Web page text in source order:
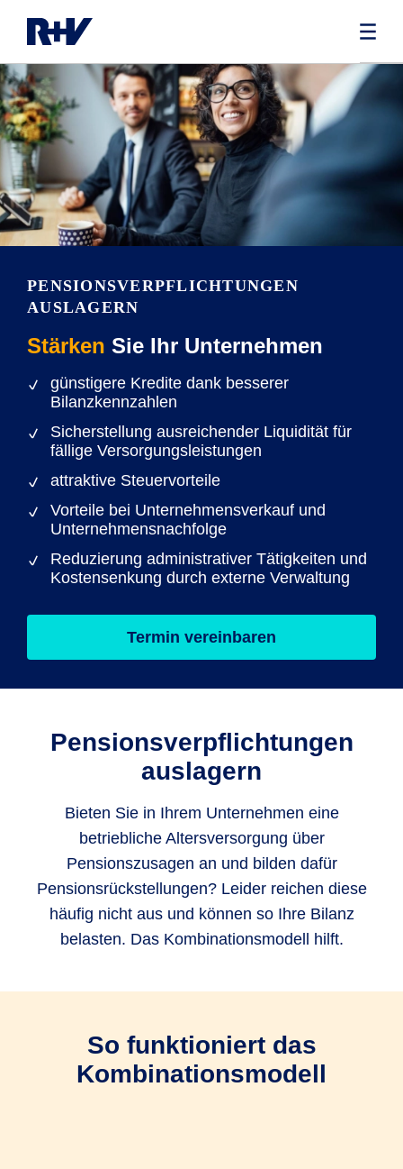
PENSIONS­VERPFLICHTUNGEN
AUSLAGERN
Stärken Sie Ihr Unternehmen
günstigere Kredite dank besserer
Bilanzkennzahlen
Sicherstellung ausreichender Liquidität für
fällige Versorgungsleistungen
attraktive Steuervorteile
Vorteile bei Unternehmensverkauf und
Unternehmensnachfolge
Reduzierung administrativer Tätigkeiten und
Kostensenkung durch externe Verwaltung
Termin vereinbaren
Pensions­verpflichtungen
auslagern
Bieten Sie in Ihrem Unternehmen eine
betriebliche Altersversorgung über
Pensionszusagen an und bilden dafür
Pensionsrückstellungen? Leider reichen diese
häufig nicht aus und können so Ihre Bilanz
belasten. Das Kombinationsmodell hilft.
So funktioniert das
Kombinationsmodell